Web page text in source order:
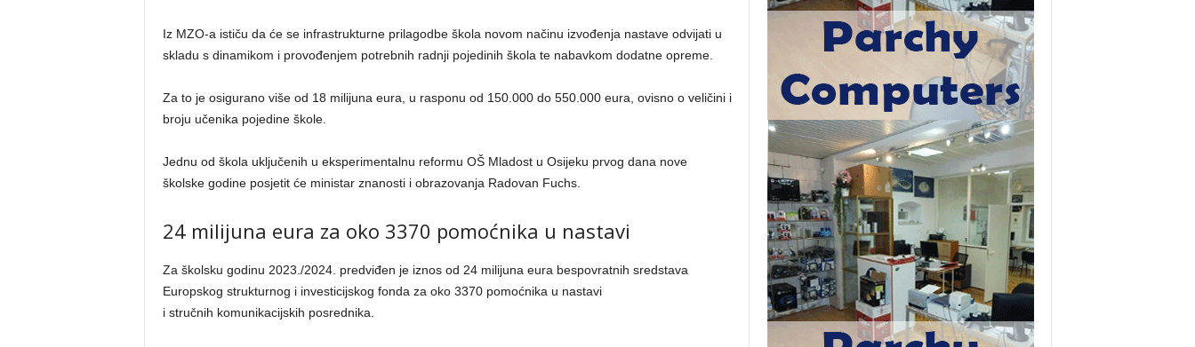
Iz MZO-a ističu da će se infrastrukturne prilagodbe škola novom načinu izvođenja nastave odvijati u
skladu s dinamikom i provođenjem potrebnih radnji pojedinih škola te nabavkom dodatne opreme.
Za to je osigurano više od 18 milijuna eura, u rasponu od 150.000 do 550.000 eura, ovisno o veličini i
broju učenika pojedine škole.
Jednu od škola uključenih u eksperimentalnu reformu OŠ Mladost u Osijeku prvog dana nove
školske godine posjetit će ministar znanosti i obrazovanja Radovan Fuchs.
24 milijuna eura za oko 3370 pomoćnika u nastavi
Za školsku godinu 2023./2024. predviđen je iznos od 24 milijuna eura bespovratnih sredstava
Europskog strukturnog i investicijskog fonda za oko 3370 pomoćnika u nastavi
i stručnih komunikacijskih posrednika.